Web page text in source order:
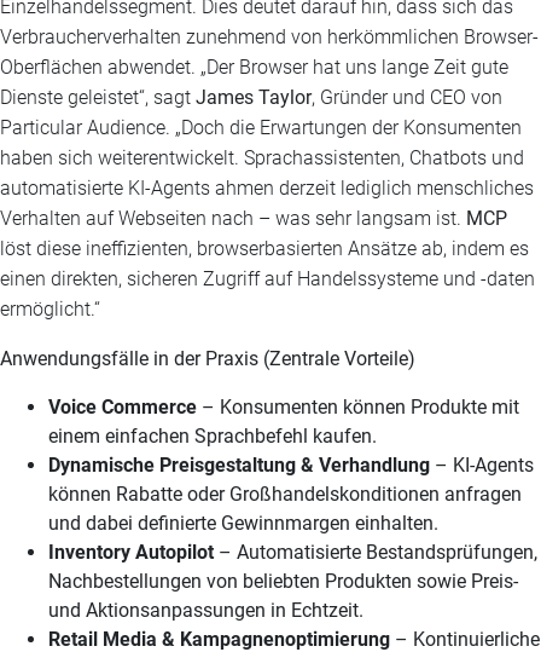
Einzelhandelssegment. Dies deutet darauf hin, dass sich das
Verbraucherverhalten zunehmend von herkömmlichen Browser-
Oberflächen abwendet. „Der Browser hat uns lange Zeit gute
Dienste geleistet“, sagt James Taylor, Gründer und CEO von
Particular Audience. „Doch die Erwartungen der Konsumenten
haben sich weiterentwickelt. Sprachassistenten, Chatbots und
automatisierte KI-Agents ahmen derzeit lediglich menschliches
Verhalten auf Webseiten nach – was sehr langsam ist. MCP
löst diese ineffizienten, browserbasierten Ansätze ab, indem es
einen direkten, sicheren Zugriff auf Handelssysteme und -daten
ermöglicht.“
Anwendungsfälle in der Praxis (Zentrale Vorteile)
Voice Commerce – Konsumenten können Produkte mit
einem einfachen Sprachbefehl kaufen.
Dynamische Preisgestaltung & Verhandlung – KI-Agents
können Rabatte oder Großhandelskonditionen anfragen
und dabei definierte Gewinnmargen einhalten.
Inventory Autopilot – Automatisierte Bestandsprüfungen,
Nachbestellungen von beliebten Produkten sowie Preis-
und Aktionsanpassungen in Echtzeit.
Retail Media & Kampagnenoptimierung – Kontinuierliche